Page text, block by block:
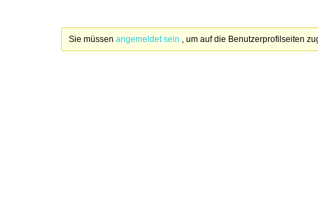
Sie müssenangemeldet sein , um auf die Benutzerprofilseiten